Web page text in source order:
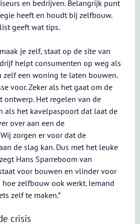
en bedrijven. Belangrijk punt
heeft en houdt bij zelfbouw.
geeft wat tips.
je zelf, staat op de site van
helpt consumenten op weg als
zelf een woning te laten bouwen.
voor. Zeker als het gaat om de
ontwerp. Het regelen van de
als het kavelpaspoort dat laat de
over aan een de
zorgen er voor dat de
de slag kan. Dus met het leuke
Hans Sparreboom van
voor bouwen en vlinder voor
hoe zelfbouw ook werkt. Iemand
zelf te maken.”
crisis